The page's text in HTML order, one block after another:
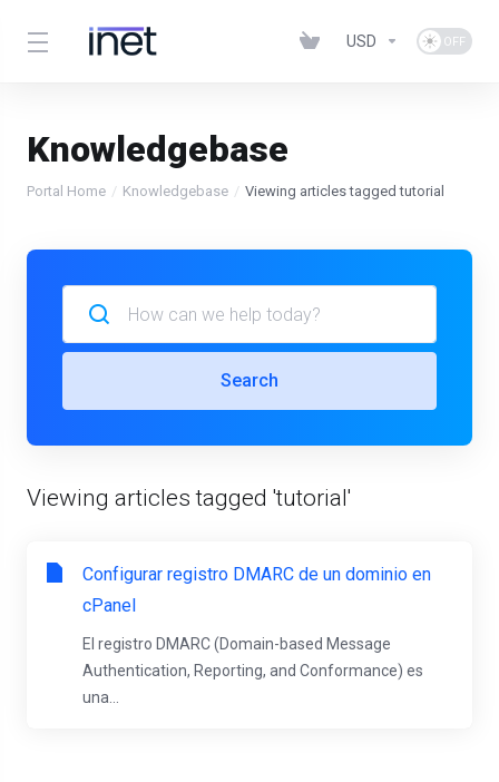
USD
Knowledgebase
Portal Home Knowledgebase Viewing articles tagged tutorial
Search
Viewing articles tagged 'tutorial'
Configurar registro DMARC de un dominio en
cPanel
El registro DMARC (Domain-based Message
Authentication, Reporting, and Conformance) es
una...